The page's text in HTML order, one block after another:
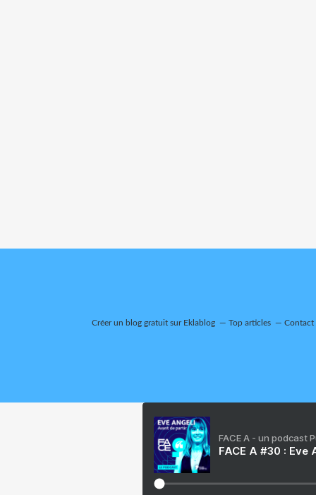
Créer un blog gratuit sur Eklablog Top articles Contact
FACE A - un podcast
FACE A #30 :